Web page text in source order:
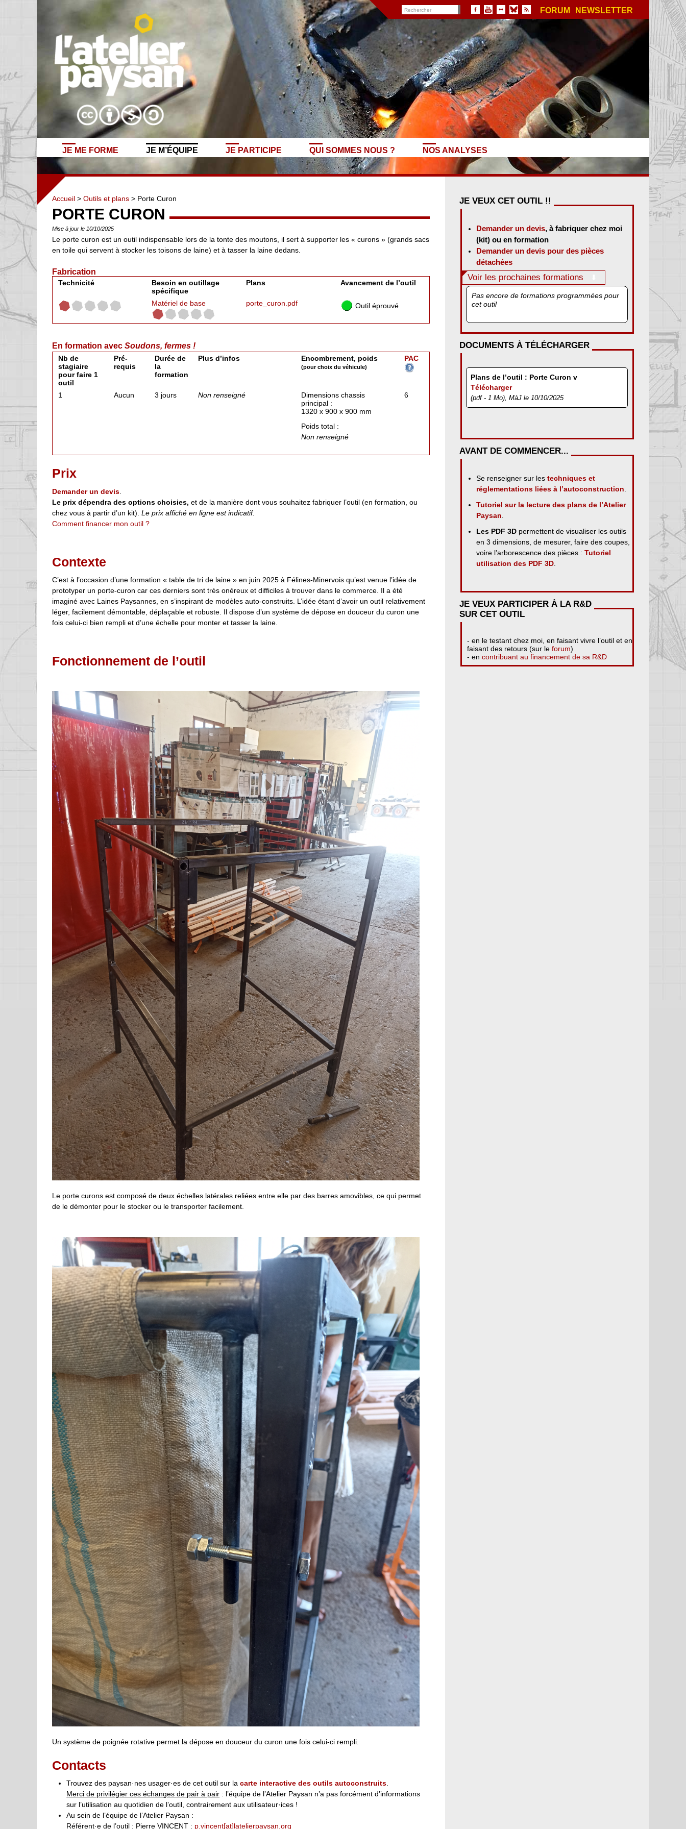
FORUM NEWSLETTER
JE ME FORME JE M’ÉQUIPE JE PARTICIPE QUI SOMMES NOUS ? NOS ANALYSES
Accueil > Outils et plans > Porte Curon
PORTE CURON
Mise à jour le 10/10/2025
Le porte curon est un outil indispensable lors de la tonte des moutons, il sert à supporter les « curons » (grands sacs
en toile qui servent à stocker les toisons de laine) et à tasser la laine dedans.
Fabrication
Technicité
Besoin en outillage
spécifique
Plans Avancement de l’outil
Matériel de base porte_curon.pdf Outil éprouvé
En formation avec Soudons, fermes !
Nb de
stagiaire
pour faire 1
outil
Pré-
requis
Durée de
la
formation
Plus d’infos Encombrement, poids
(pour choix du véhicule)
PAC
1 Aucun 3 jours Non renseigné
Dimensions chassis
principal :
1320 x 900 x 900 mm
Poids total :
Non renseigné
6
Prix
Demander un devis
Le prix dépendra des options choisies, et de la manière dont vous souhaitez fabriquer l’outil (en formation, ou
chez vous à partir d’un kit). Le prix affiché en ligne est indicatif.
Comment financer mon outil ?
Contexte
C’est à l’occasion d’une formation « table de tri de laine » en juin 2025 à Félines-Minervois qu’est venue l’idée de
prototyper un porte-curon car ces derniers sont très onéreux et difficiles à trouver dans le commerce. Il a été
imaginé avec Laines Paysannes, en s’inspirant de modèles auto-construits. L’idée étant d’avoir un outil relativement
léger, facilement démontable, déplaçable et robuste. Il dispose d’un système de dépose en douceur du curon une
fois celui-ci bien rempli et d’une échelle pour monter et tasser la laine.
Fonctionnement de l’outil
Le porte curons est composé de deux échelles latérales reliées entre elle par des barres amovibles, ce qui permet
de le démonter pour le stocker ou le transporter facilement.
Un système de poignée rotative permet la dépose en douceur du curon une fois celui-ci rempli.
Contacts
Trouvez des paysan·nes usager·es de cet outil sur lacarte interactive des outils autoconstruits
Merci de privilégier ces échanges de pair à pair : l’équipe de l’Atelier Paysan n’a pas forcément d’informations
sur l’utilisation au quotidien de l’outil, contrairement aux utilisateur·ices !
Au sein de l’équipe de l’Atelier Paysan :
Référent·e de l’outil : Pierre VINCENT : p.vincent[at]latelierpaysan.org
JE VEUX CET OUTIL !!
Demander un devis, à fabriquer chez moi
(kit) ou en formation
Demander un devis pour des pièces
détachées
Voir les prochaines formations
Pas encore de formations programmées pour
cet outil
DOCUMENTS À TÉLÉCHARGER
Plans de l’outil : Porte Curon v
Télécharger
(pdf - 1 Mo), MàJ le 10/10/2025
AVANT DE COMMENCER...
Se renseigner sur lestechniques et
réglementations liées à l’autoconstruction
Tutoriel sur la lecture des plans de l’Atelier
Paysan
Les PDF 3D permettent de visualiser les outils
en 3 dimensions, de mesurer, faire des coupes,
voire l’arborescence des pièces :Tutoriel
utilisation des PDF 3D
JE VEUX PARTICIPER À LA R&D
SUR CET OUTIL
- en le testant chez moi, en faisant vivre l’outil et en
faisant des retours (sur le forum)
- en contribuant au financement de sa R&D